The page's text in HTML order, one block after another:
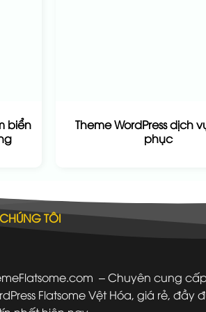
biển
Theme WordPress dịch
phục
TÔI
– Chuyên cung
Flatsome Vệt Hóa, giá rẻ, đầy